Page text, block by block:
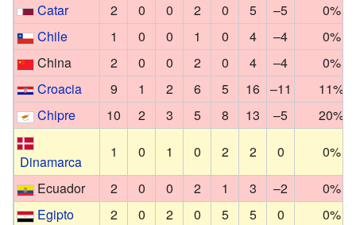
Catar
2 0 0 2 0 5 –5
0%
Chile
1 0 0 1 0 4 –4
0%
China
2 0 0 2 0 4 –4
0%
Croacia
9 1 2 6 5 16 –11
11%
Chipre
10 2 3 5 8 13 –5 20%
Dinamarca
1 0 1 0 2 2 0
0%
Ecuador
2 0 0 2 1 3 –2
0%
Egipto
2 0 2 0 5 5 0
0%